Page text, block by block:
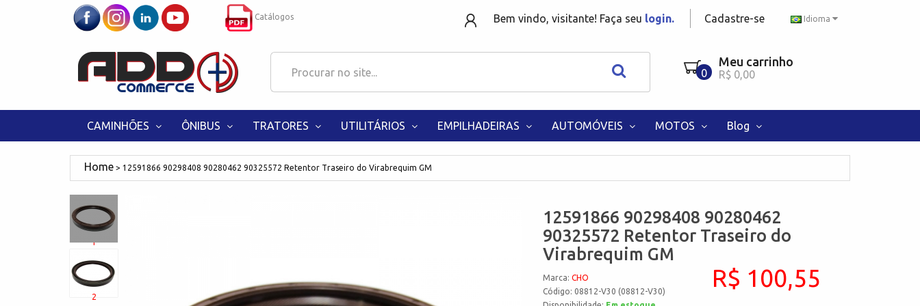
Idioma
Catálogos Bem vindo, visitante! Faça seu login. Cadastre-se
0
Meu carrinho
R$ 0,00
CAMINHÕES ÔNIBUS TRATORES UTILITÁRIOS EMPILHADEIRAS AUTOMÓVEIS MOTOS Blog
12591866 90298408 90280462 90325572 Retentor Traseiro do Virabrequim GM
1
2
12591866 90298408 90280462
90325572 Retentor Traseiro do
Virabrequim GM
Marca:CHO
Código: 08812-V30 (08812-V30)
R$ 100,55